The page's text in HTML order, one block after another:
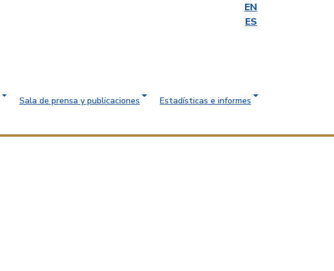
EN
ES
Sala de prensa y publicaciones
Estadísticas e informes